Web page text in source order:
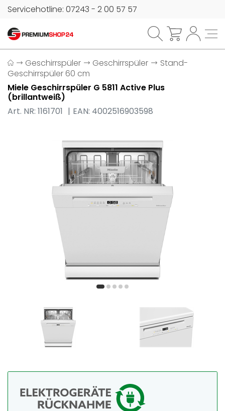
Servicehotline: 07243 - 2 00 57 57
Geschirrspüler Geschirrspüler
Stand-
Geschirrspüler 60 cm
Miele Geschirrspüler G 5811 Active Plus
(brillantweiß)
Art. NR: 1161701
EAN: 4002516903598